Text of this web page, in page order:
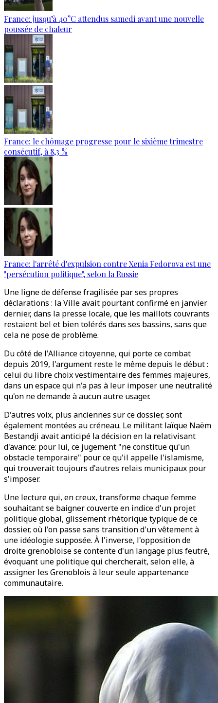
France: jusqu’à 40°C attendus samedi avant une nouvelle
poussée de chaleur
France: le chômage progresse pour le sixième trimestre
consécutif, à 8,3 %
France: l'arrêté d'expulsion contre Xenia Fedorova est une
"persécution politique", selon la Russie
Une ligne de défense fragilisée par ses propres
déclarations : la Ville avait pourtant confirmé en janvier
dernier, dans la presse locale, que les maillots couvrants
restaient bel et bien tolérés dans ses bassins, sans que
cela ne pose de problème.
Du côté de l'Alliance citoyenne, qui porte ce combat
depuis 2019, l'argument reste le même depuis le début :
celui du libre choix vestimentaire des femmes majeures,
dans un espace qui n'a pas à leur imposer une neutralité
qu'on ne demande à aucun autre usager.
D'autres voix, plus anciennes sur ce dossier, sont
également montées au créneau. Le militant laïque Naëm
Bestandji avait anticipé la décision en la relativisant
d'avance: pour lui, ce jugement "ne constitue qu'un
obstacle temporaire" pour ce qu'il appelle l'islamisme,
qui trouverait toujours d'autres relais municipaux pour
s'imposer.
Une lecture qui, en creux, transforme chaque femme
souhaitant se baigner couverte en indice d'un projet
politique global, glissement rhétorique typique de ce
dossier, où l'on passe sans transition d'un vêtement à
une idéologie supposée. À l'inverse, l'opposition de
droite grenobloise se contente d'un langage plus feutré,
évoquant une politique qui chercherait, selon elle, à
assigner les Grenoblois à leur seule appartenance
communautaire.